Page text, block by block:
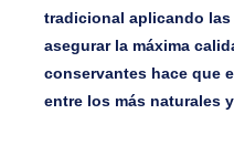
tradicional aplicando
asegurar la máxima
conservantes hace que
entre los más naturales